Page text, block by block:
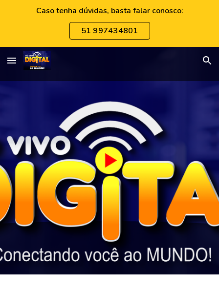
Caso tenha dúvidas, basta falar conosco:
51 997434801